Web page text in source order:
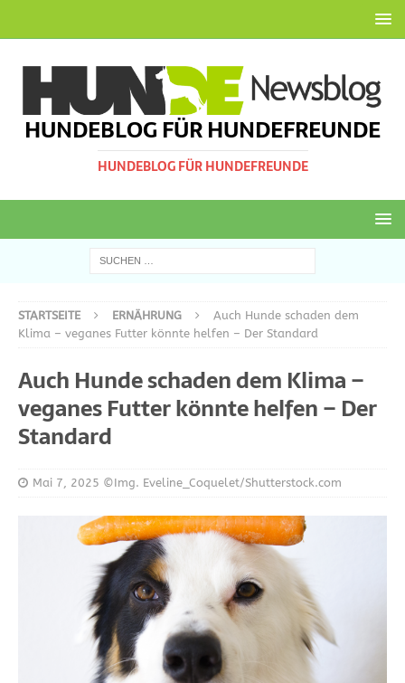
HUNDEBLOG FÜR HUNDEFREUNDE
HUNDEBLOG FÜR HUNDEFREUNDE
STARTSEITE ERNÄHRUNG
Auch Hunde schaden dem
Klima – veganes Futter könnte helfen – Der Standard
Auch Hunde schaden dem Klima –
veganes Futter könnte helfen – Der
Standard
Mai 7, 2025 ©Img. Eveline_Coquelet/Shutterstock.com